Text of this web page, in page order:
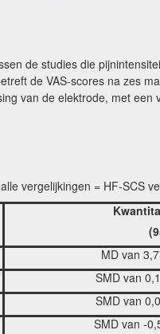
de studies die
de VAS-scores na zes
van de elektrode, met een
vergelijkingen = HF-SCS
MD van
SMD van
SMD van
SMD van -